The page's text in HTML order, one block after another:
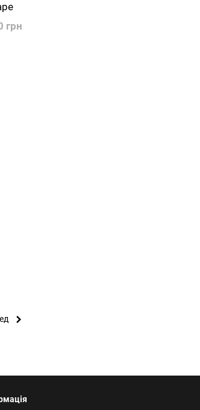
грн